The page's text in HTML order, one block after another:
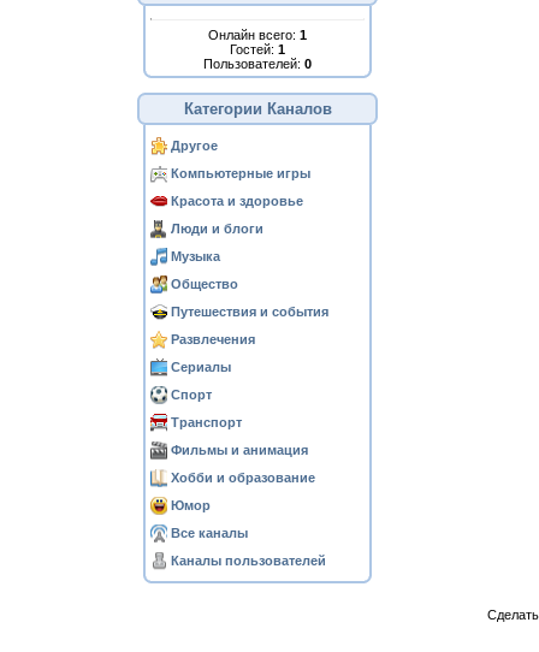
Онлайн всего: 1
Гостей: 1
Пользователей: 0
Категории Каналов
Другое
Компьютерные игры
Красота и здоровье
Люди и блоги
Музыка
Общество
Путешествия и события
Развлечения
Сериалы
Спорт
Транспорт
Фильмы и анимация
Хобби и образование
Юмор
Все каналы
Каналы пользователей